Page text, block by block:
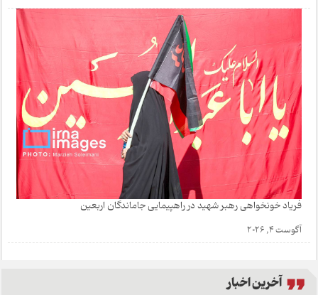
فریاد خونخواهی رهبر شهید در راهپیمایی جاماندگان اربعین
آگوست 4, 2026
آخرین اخبار